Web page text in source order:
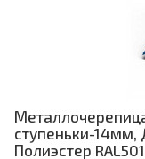
ступеньки-14мм,
Полиэстер